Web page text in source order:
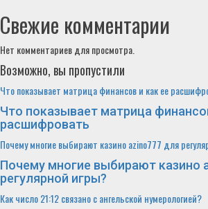
Свежие комментарии
Нет комментариев для просмотра.
Возможно, вы пропустили
Что показывает матрица финансов и как ее
Что показывает матрица
расшифровать
Почему многие выбирают казино azino777 для
Почему многие выбирают казино
регулярной игры?
Как число 21:12 связано с ангельской нумерологией?